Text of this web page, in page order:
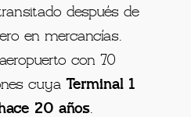
después de
en mercancías.
con 70
cuyaTerminal 1
20 años.